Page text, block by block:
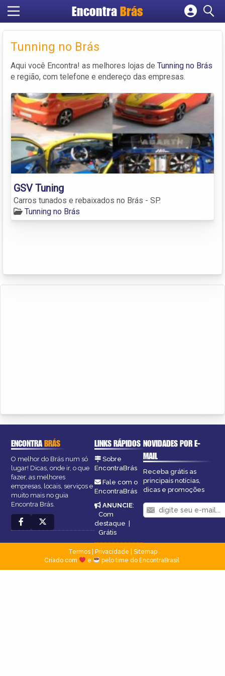
Encontra Brás
Cadastrar empresa
Tunning no Brás
Aqui você Encontra! as melhores lojas de Tunning no Brás
e região, com telefone e endereço das empresas.
GSV Tuning
Carros tunados e rebaixados no Brás - SP.
Tunning no Brás
ENCONTRABRÁS
O melhor do Brás num só
lugar! Dicas, onde ir, o que
fazer, as melhores
empresas, locais, serviços e
muito mais no guia
Encontra Brás.
LINKS RÁPIDOS
Sobre
EncontraBrás
Fale com o
EncontraBrás
ANUNCIE:
Com
destaque |
Grátis
NOVIDADES POR E-
MAIL
Receba grátis as
principais notícias,
dicas e promoções
Termos| Privacidade
Sitemap
Criado com
e pelo time do EncontraBrasil